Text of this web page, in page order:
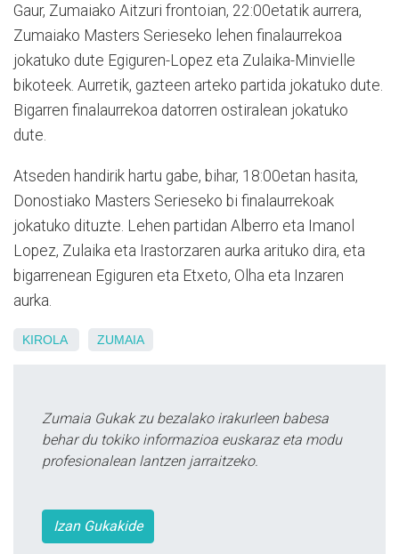
Gaur, Zumaiako Aitzuri frontoian, 22:00etatik aurrera,
Zumaiako Masters Serieseko lehen finalaurrekoa
jokatuko dute Egiguren-Lopez eta Zulaika-Minvielle
bikoteek. Aurretik, gazteen arteko partida jokatuko dute.
Bigarren finalaurrekoa datorren ostiralean jokatuko
dute.
Atseden handirik hartu gabe, bihar, 18:00etan hasita,
Donostiako Masters Serieseko bi finalaurrekoak
jokatuko dituzte. Lehen partidan Alberro eta Imanol
Lopez, Zulaika eta Irastorzaren aurka arituko dira, eta
bigarrenean Egiguren eta Etxeto, Olha eta Inzaren
aurka.
KIROLA ZUMAIA
Zumaia Gukak zu bezalako irakurleen babesa
behar du tokiko informazioa euskaraz eta modu
profesionalean lantzen jarraitzeko.
Izan Gukakide